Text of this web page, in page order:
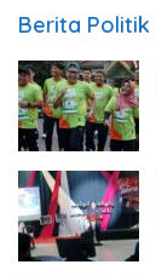
Berita Politik